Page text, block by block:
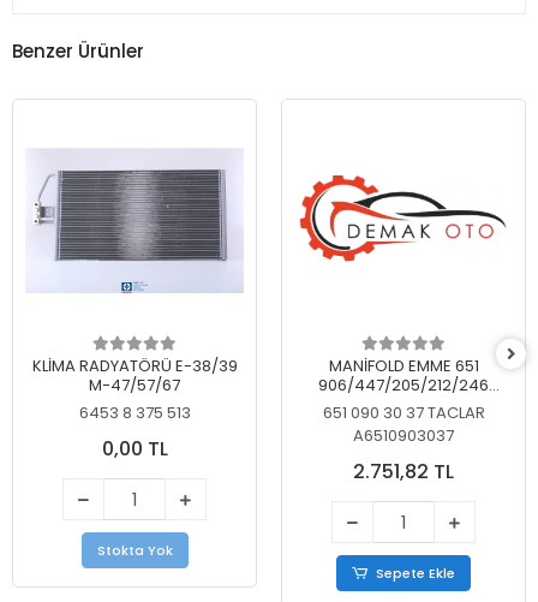
Benzer Ürünler
KLİMA RADYATÖRÜ E-38/39
M-47/57/67
6453 8 375 513
0,00 TL
Stokta Yok
MANİFOLD EMME 651
906/447/205/212/246
KELEBEKSİZ
651 090 30 37 TACLAR
A6510903037
2.751,82 TL
Sepete Ekle